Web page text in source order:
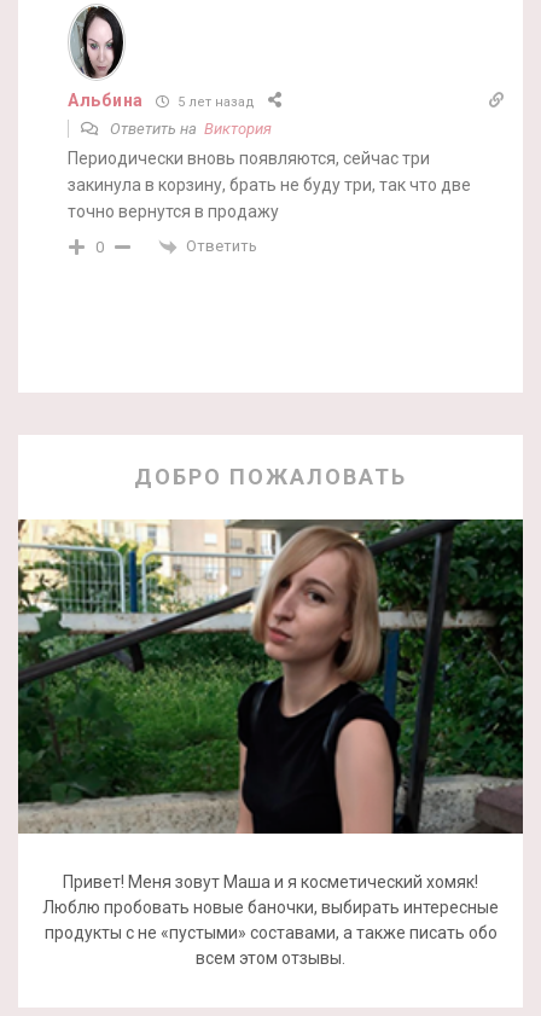
Альбина 5 лет назад
Ответить на Виктория
Периодически вновь появляются, сейчас три
закинула в корзину, брать не буду три, так что две
точно вернутся в продажу
0 Ответить
ДОБРО ПОЖАЛОВАТЬ
Привет! Меня зовут Маша и я косметический хомяк!
Люблю пробовать новые баночки, выбирать интересные
продукты с не «пустыми» составами, а также писать обо
всем этом отзывы.